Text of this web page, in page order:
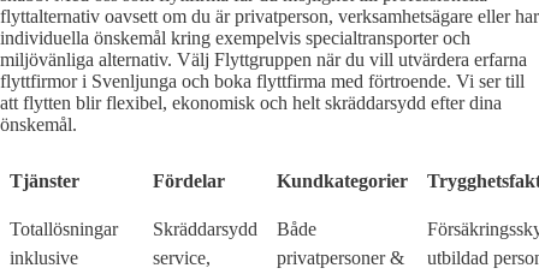
flyttalternativ oavsett om du är privatperson, verksamhetsägare eller har
individuella önskemål kring exempelvis specialtransporter och
miljövänliga alternativ. Välj Flyttgruppen när du vill utvärdera erfarna
flyttfirmor i Svenljunga och boka flyttfirma med förtroende. Vi ser till
att flytten blir flexibel, ekonomisk och helt skräddarsydd efter dina
önskemål.
Tjänster Fördelar Kundkategorier
Totallösningar
inklusive
Skräddarsydd
service,
Både
privatpersoner &
utbildad